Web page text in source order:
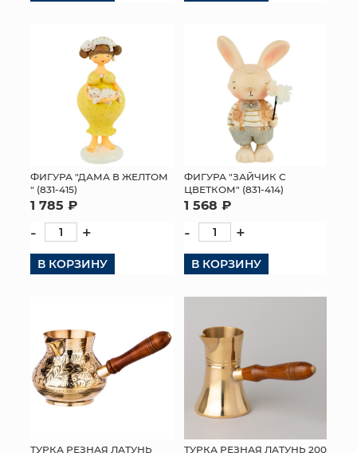
ФИГУРА "ДАМА В ЖЕЛТОМ
" (831-415)
1 785 ₽
- +
В КОРЗИНУ
ФИГУРА "ЗАЙЧИК С
ЦВЕТКОМ" (831-414)
1 568 ₽
- +
В КОРЗИНУ
ТУРКА РЕЗНАЯ ЛАТУНЬ
ТУРКА РЕЗНАЯ ЛАТУНЬ 200